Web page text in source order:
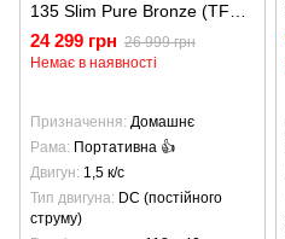
135 Slim Pure Bronze (TFK-
135-SLIM-B)
24 299 грн 26 999 грн
Немає в наявності
Призначення Домашнє
Рама Портативна 👍
Двигун 1,5 к/с
Тип двигуна DC (постійного
струму)